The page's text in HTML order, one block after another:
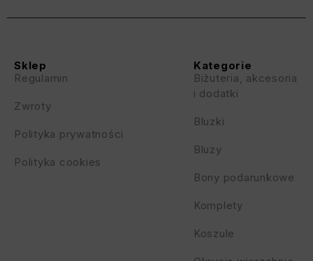
Kategorie
Biżuteria, akcesoria
i dodatki
Bluzki
Bluzy
Bony podarunkowe
Komplety
Koszule
Sklep
Regulamin
Zwroty
Polityka prywatności
Polityka cookies